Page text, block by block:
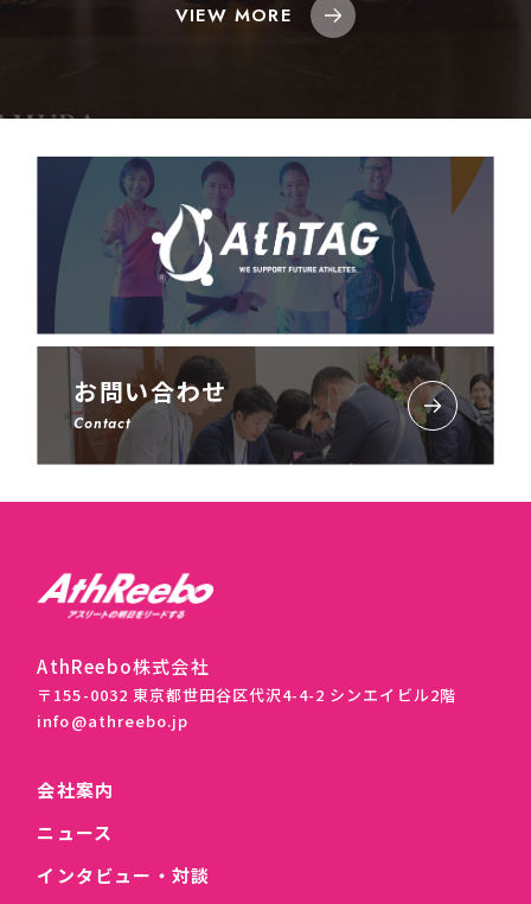
VIEW MORE
お問い合わせ
Contact
AthReebo株式会社
〒155-0032 東京都世田谷区代沢4-4-2 シンエイビル2階
info@athreebo.jp
会社案内
ニュース
インタビュー・対談